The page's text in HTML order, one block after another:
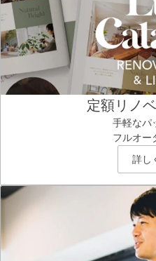
定額リノ
手軽なパ
フルオー
詳し